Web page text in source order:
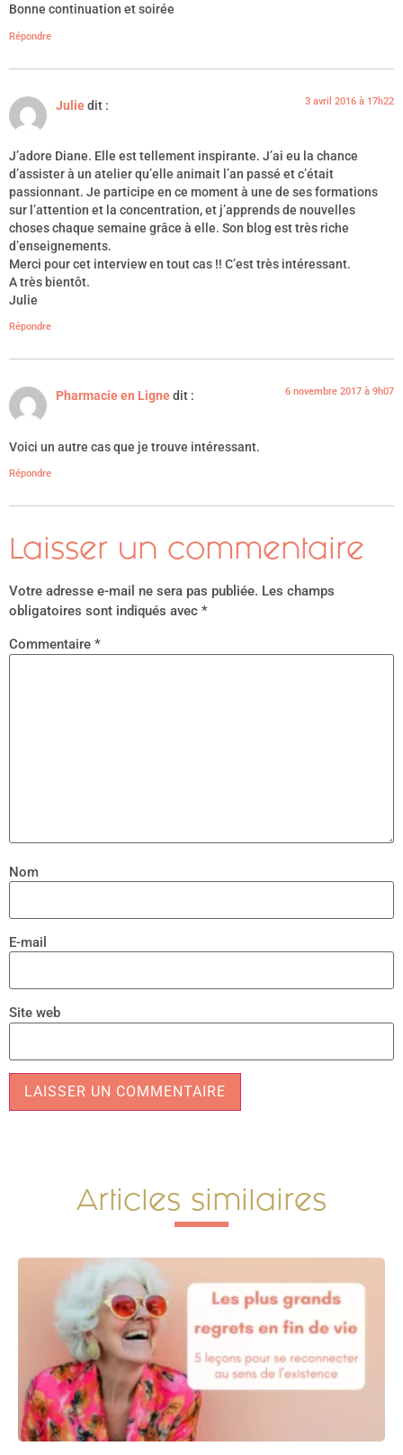
Bonne continuation et soirée
Répondre
Juliedit : 3 avril 2016 à 17h22
J’adore Diane. Elle est tellement inspirante. J’ai eu la chance
d’assister à un atelier qu’elle animait l’an passé et c’était
passionnant. Je participe en ce moment à une de ses formations
sur l’attention et la concentration, et j’apprends de nouvelles
choses chaque semaine grâce à elle. Son blog est très riche
d’enseignements.
Merci pour cet interview en tout cas !! C’est très intéressant.
A très bientôt.
Julie
Répondre
Pharmacie en Lignedit : 6 novembre 2017 à 9h07
Voici un autre cas que je trouve intéressant.
Répondre
Laisser un commentaire
Votre adresse e-mail ne sera pas publiée. Les champs
obligatoires sont indiqués avec *
Commentaire *
Nom
E-mail
Site web
Articles similaires​